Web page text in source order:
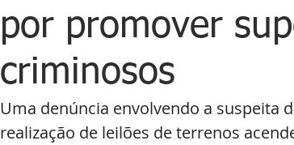
por promover
criminosos
Uma denúncia envolvendo a suspeita
realização de leilões de terrenos